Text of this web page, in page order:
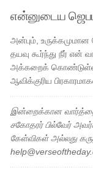
என்னுடைய
அன்பும், உருக்கமுமான
தயவு கூர்ந்து நீர் என்
அக்கறைக் கொண்டுள்ள
ஆவிக்குரிய
இன்றைக்கான
சகோதரர் பில்வேர்
கேள்விகள் அல்லது